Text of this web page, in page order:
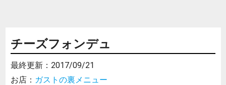
チーズフォンデュ
最終更新： 2017/09/21
お店： ガストの裏メニュー